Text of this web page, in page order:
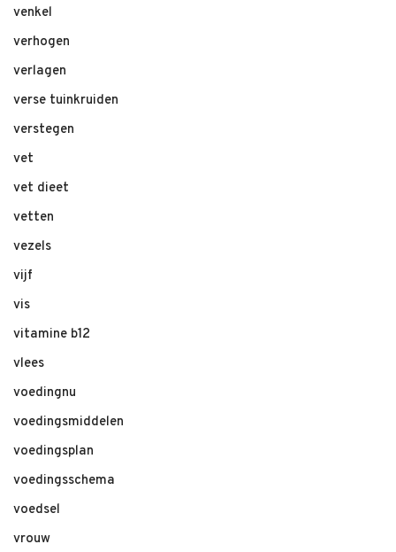
venkel
verhogen
verlagen
verse tuinkruiden
verstegen
vet
vet dieet
vetten
vezels
vijf
vis
vitamine b12
vlees
voedingnu
voedingsmiddelen
voedingsplan
voedingsschema
voedsel
vrouw